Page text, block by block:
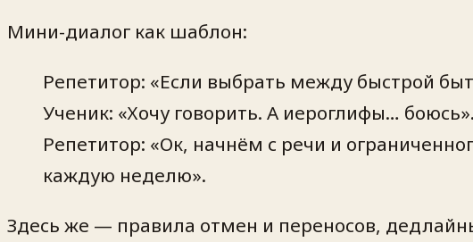
Мини-диалог как шаблон:
Репетитор: «Если выбрать между быстрой
Ученик: «Хочу говорить. А иероглифы… боюсь».
Репетитор: «Ок, начнём с речи и
каждую неделю».
Здесь же — правила отмен и переносов,